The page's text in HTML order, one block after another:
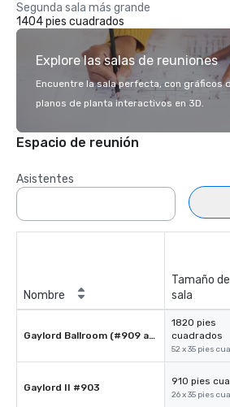
Segunda sala más grande
1404 pies cuadrados
Explore las salas de reuniones
Encuentre la sala perfecta, con gráficos
planos de planta interactivos en 3D.
Espacio de reunión
Asistentes
Nombre
Tamaño de
sala
Gaylord Ballroom (#909 and #903)
1820 pies
cuadrados
52 x 35 pies
Gaylord II #903
910 pies
26 x 35 pies